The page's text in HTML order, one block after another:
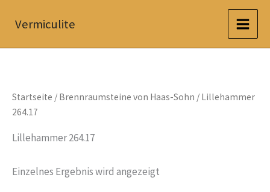
InhaltVermiculite
Startseite / Brennraumsteine von Haas-Sohn / Lillehammer
264.17
Lillehammer 264.17
Einzelnes Ergebnis wird angezeigt